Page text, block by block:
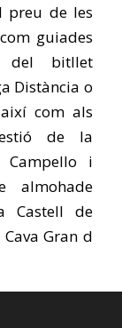
preu de les
guiades
del bitllet
Distància o
com als
de la
i
almohade
Castell de
Gran d